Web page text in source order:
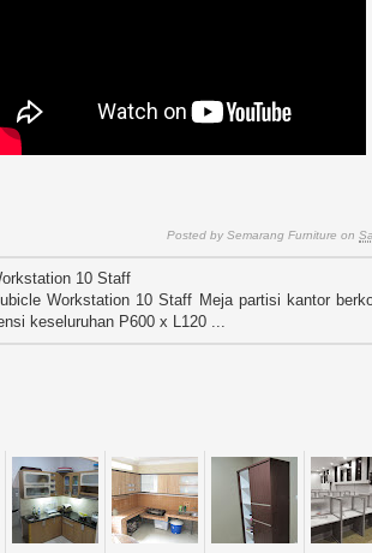
Posted by Semarang Furniture on
10 Staff
Workstation 10 Staff Meja partisi kantor
keseluruhan P600 x L120 ...